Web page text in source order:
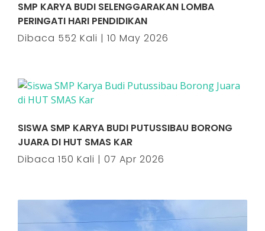
SMP KARYA BUDI SELENGGARAKAN LOMBA
PERINGATI HARI PENDIDIKAN
Dibaca 552 Kali | 10 May 2026
SISWA SMP KARYA BUDI PUTUSSIBAU BORONG
JUARA DI HUT SMAS KAR
Dibaca 150 Kali | 07 Apr 2026